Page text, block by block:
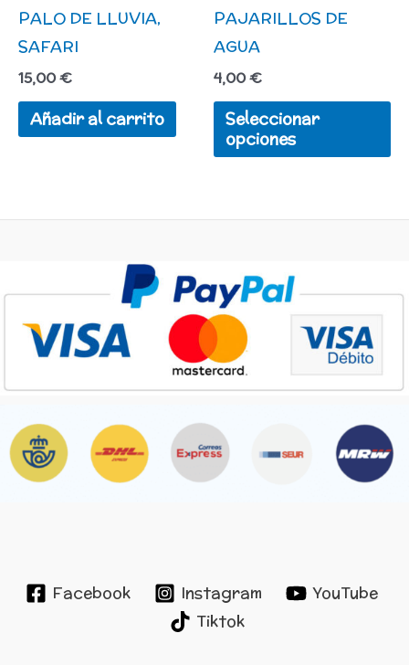
PALO DE LLUVIA,
SAFARI
15,00€
Añadir al carrito
PAJARILLOS DE
AGUA
4,00€
Seleccionar
opciones
la
de
Facebook Instagram
YouTube
Tiktok